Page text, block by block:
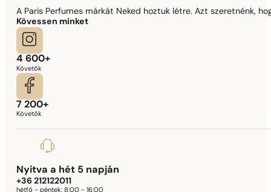
A Paris Perfumes márkát Neked hoztuk létre. Azt szeretnénk,
Kövessen minket
4 600+
Követők
7 200+
Követők
Nyitva a hét 5 napján
+36 212122011
hétfő - péntek:8:00 - 16:00